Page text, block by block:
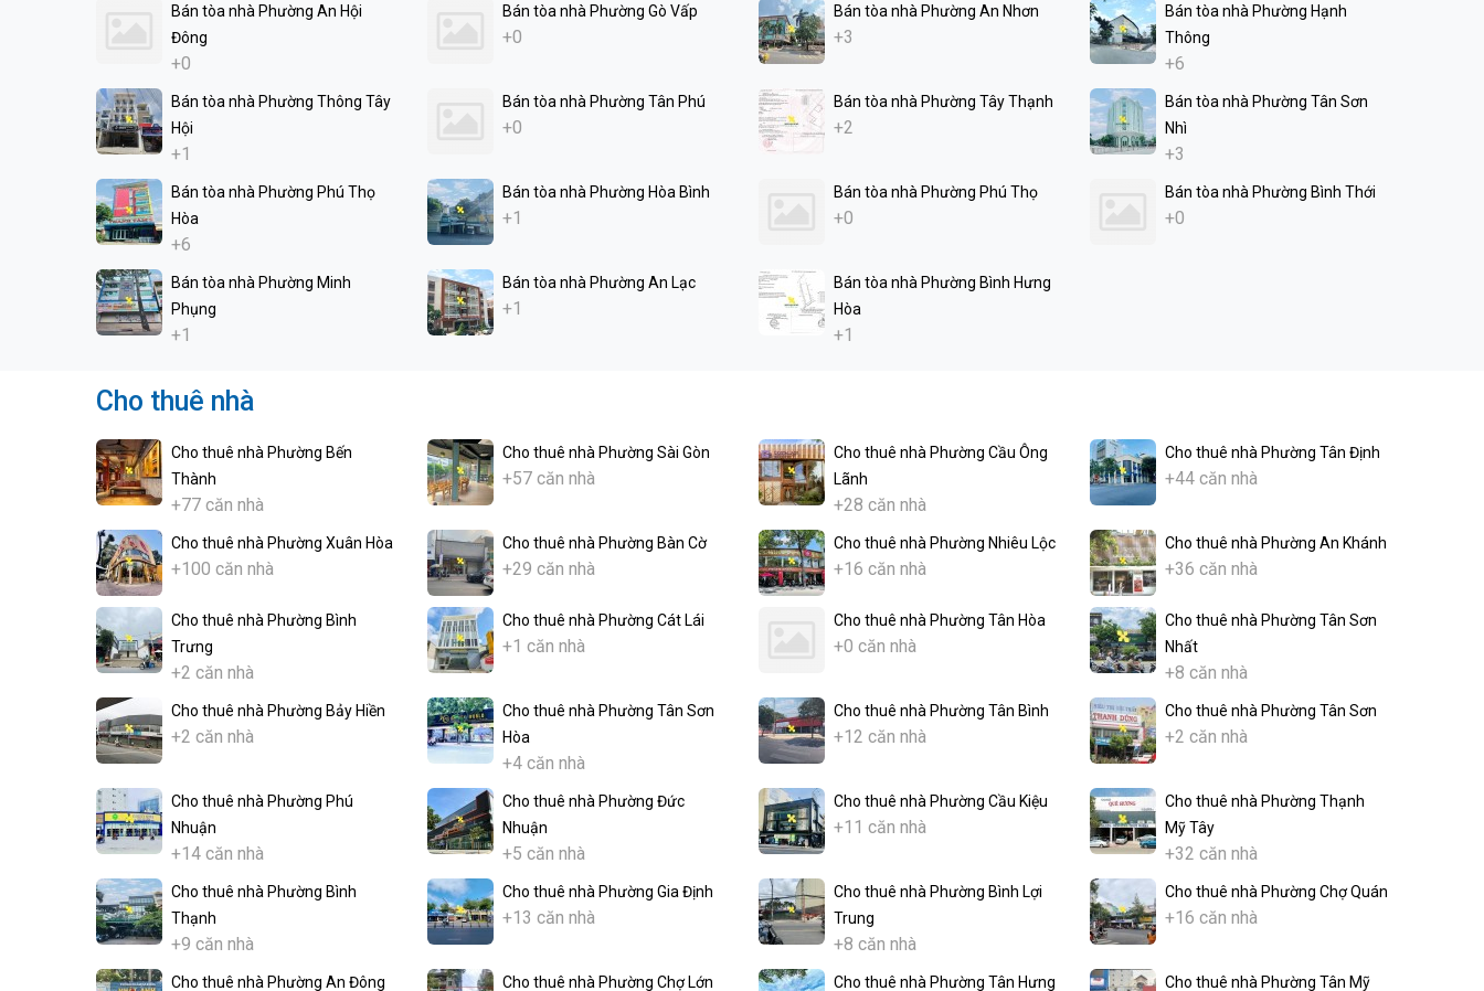
Bán tòa nhà Phường An Hội
Đông
+0
Bán tòa nhà Phường Gò Vấp
+0
Bán tòa nhà Phường An Nhơn
+3
Bán tòa nhà Phường Hạnh
Thông
+6
Bán tòa nhà Phường Thông Tây
Hội
+1
Bán tòa nhà Phường Tân Phú
+0
Bán tòa nhà Phường Tây Thạnh
+2
Bán tòa nhà Phường Tân Sơn
Nhì
+3
Bán tòa nhà Phường Phú Thọ
Hòa
+6
Bán tòa nhà Phường Hòa Bình
+1
Bán tòa nhà Phường Phú Thọ
+0
Bán tòa nhà Phường Bình Thới
+0
Bán tòa nhà Phường Minh
Phụng
+1
Bán tòa nhà Phường An Lạc
+1
Bán tòa nhà Phường Bình Hưng
Hòa
+1
Cho thuê nhà
Cho thuê nhà Phường Bến
Thành
+77 căn nhà
Cho thuê nhà Phường Sài Gòn
+57 căn nhà
Cho thuê nhà Phường Cầu Ông
Lãnh
+28 căn nhà
Cho thuê nhà Phường Tân Định
+44 căn nhà
Cho thuê nhà Phường Xuân Hòa
+100 căn nhà
Cho thuê nhà Phường Bàn Cờ
+29 căn nhà
Cho thuê nhà Phường Nhiêu Lộc
+16 căn nhà
Cho thuê nhà Phường An Khánh
+36 căn nhà
Cho thuê nhà Phường Bình
Trưng
+2 căn nhà
Cho thuê nhà Phường Cát Lái
+1 căn nhà
Cho thuê nhà Phường Tân Hòa
+0 căn nhà
Cho thuê nhà Phường Tân Sơn
Nhất
+8 căn nhà
Cho thuê nhà Phường Bảy Hiền
+2 căn nhà
Cho thuê nhà Phường Tân Sơn
Hòa
+4 căn nhà
Cho thuê nhà Phường Tân Bình
+12 căn nhà
Cho thuê nhà Phường Tân Sơn
+2 căn nhà
Cho thuê nhà Phường Phú
Nhuận
+14 căn nhà
Cho thuê nhà Phường Đức
Nhuận
+5 căn nhà
Cho thuê nhà Phường Cầu Kiệu
+11 căn nhà
Cho thuê nhà Phường Thạnh
Mỹ Tây
+32 căn nhà
Cho thuê nhà Phường Bình
Thạnh
+9 căn nhà
Cho thuê nhà Phường Gia Định
+13 căn nhà
Cho thuê nhà Phường Bình Lợi
Trung
+8 căn nhà
Cho thuê nhà Phường Chợ Quán
+16 căn nhà
Cho thuê nhà Phường An Đông Cho thuê nhà Phường Chợ Lớn Cho thuê nhà Phường Tân Hưng Cho thuê nhà Phường Tân Mỹ